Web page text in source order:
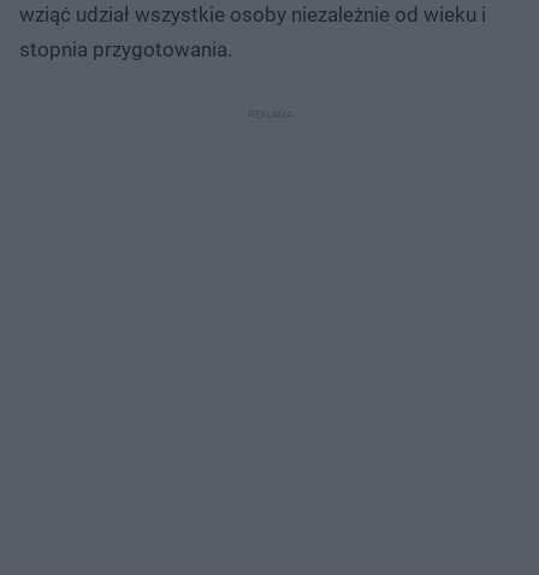
wziąć udział wszystkie osoby niezależnie od wieku i
stopnia przygotowania.